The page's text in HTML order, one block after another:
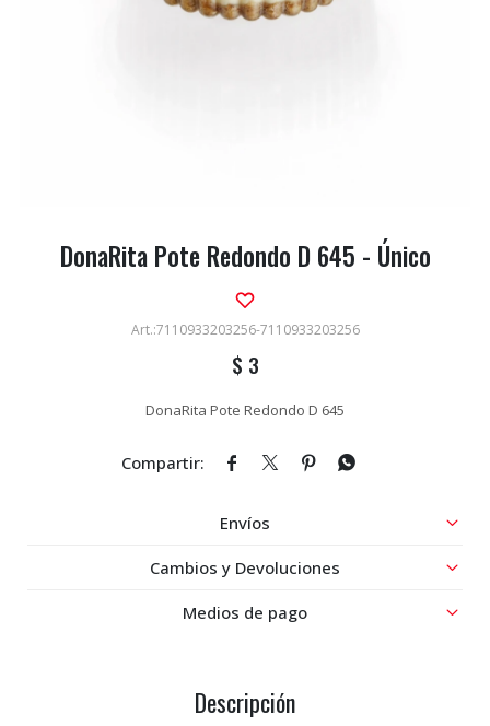
DonaRita Pote Redondo D 645 - Único
7110933203256-7110933203256
$ 3
DonaRita Pote Redondo D 645
   
Envíos
Cambios y Devoluciones
Medios de pago
Descripción